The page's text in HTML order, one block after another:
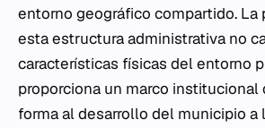
entorno geográfico compartido. La
esta estructura administrativa no
características físicas del entorno
proporciona un marco institucional
forma al desarrollo del municipio a